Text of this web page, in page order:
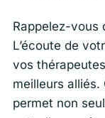
Rappelez-vous
L’écoute de
vos
meilleurs
permet non